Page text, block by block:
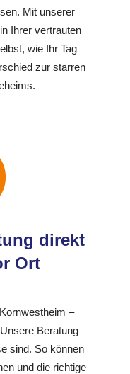
Mit unserer
Ihrer vertrauten
wie Ihr Tag
zur starren
direkt
Ort
–
Beratung
sind. So können
und die richtige